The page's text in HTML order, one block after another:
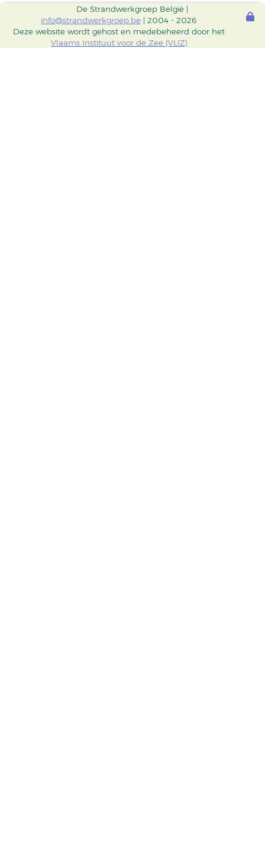
De Strandwerkgroep België |
info@strandwerkgroep.be | 2004 - 2026
Deze website wordt gehost en medebeheerd door het
Vlaams Instituut voor de Zee (VLIZ)